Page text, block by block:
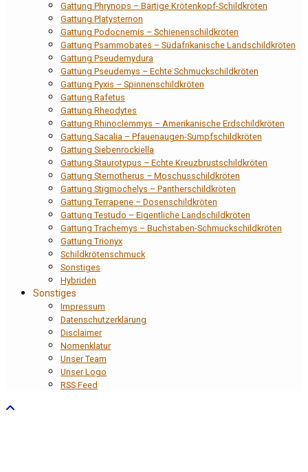
Gattung Phrynops – Bärtige Krötenkopf-Schildkröten
Gattung Platysternon
Gattung Podocnemis – Schienenschildkröten
Gattung Psammobates – Südafrikanische Landschildkröten
Gattung Pseudemydura
Gattung Pseudemys – Echte Schmuckschildkröten
Gattung Pyxis – Spinnenschildkröten
Gattung Rafetus
Gattung Rheodytes
Gattung Rhinoclemmys – Amerikanische Erdschildkröten
Gattung Sacalia – Pfauenaugen-Sumpfschildkröten
Gattung Siebenrockiella
Gattung Staurotypus – Echte Kreuzbrustschildkröten
Gattung Sternotherus – Moschusschildkröten
Gattung Stigmochelys – Pantherschildkröten
Gattung Terrapene – Dosenschildkröten
Gattung Testudo – Eigentliche Landschildkröten
Gattung Trachemys – Buchstaben-Schmuckschildkröten
Gattung Trionyx
Schildkrötenschmuck
Sonstiges
Hybriden
Sonstiges
Impressum
Datenschutzerklärung
Disclaimer
Nomenklatur
Unser Team
Unser Logo
RSS Feed